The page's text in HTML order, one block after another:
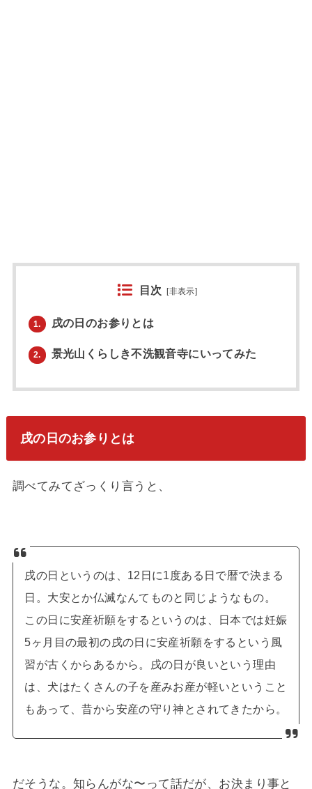
目次 [非表示]
1. 戌の日のお参りとは
2. 景光山くらしき不洗観音寺にいってみた
戌の日のお参りとは
調べてみてざっくり言うと、
戌の日というのは、12日に1度ある日で暦で決まる
日。大安とか仏滅なんてものと同じようなもの。
この日に安産祈願をするというのは、日本では妊娠
5ヶ月目の最初の戌の日に安産祈願をするという風
習が古くからあるから。戌の日が良いという理由
は、犬はたくさんの子を産みお産が軽いということ
もあって、昔から安産の守り神とされてきたから。
だそうな。知らんがな〜って話だが、お決まり事と